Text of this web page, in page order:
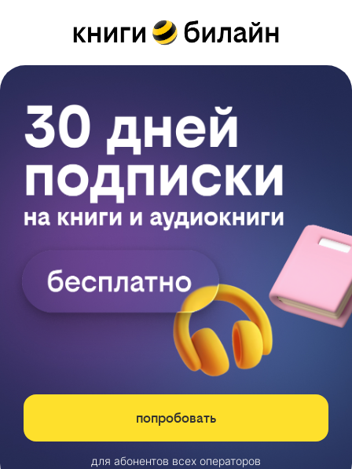
попробовать
для абонентов всех операторов